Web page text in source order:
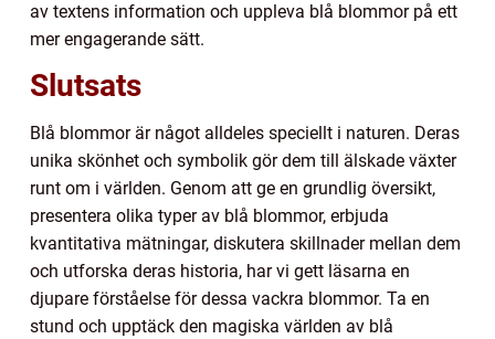
av textens information och uppleva blå blommor på ett
mer engagerande sätt.
Slutsats
Blå blommor är något alldeles speciellt i naturen. Deras
unika skönhet och symbolik gör dem till älskade växter
runt om i världen. Genom att ge en grundlig översikt,
presentera olika typer av blå blommor, erbjuda
kvantitativa mätningar, diskutera skillnader mellan dem
och utforska deras historia, har vi gett läsarna en
djupare förståelse för dessa vackra blommor. Ta en
stund och upptäck den magiska världen av blå